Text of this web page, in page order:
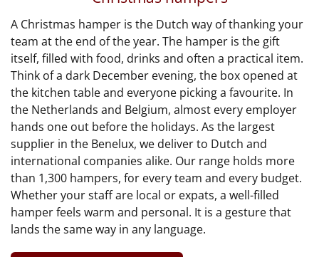
€75 tot €100
€100 en hoger
Alle kerstpakketten 2026
Thema
Origineel
Rituals
Luxe
Mannen
A Christmas hamper is the Dutch way of thanking your
team at the end of the year. The hamper is the gift
itself, filled with food, drinks and often a practical item.
Think of a dark December evening, the box opened at
the kitchen table and everyone picking a favourite. In
the Netherlands and Belgium, almost every employer
hands one out before the holidays. As the largest
supplier in the Benelux, we deliver to Dutch and
international companies alike. Our range holds more
than 1,300 hampers, for every team and every budget.
Whether your staff are local or expats, a well-filled
hamper feels warm and personal. It is a gesture that
lands the same way in any language.